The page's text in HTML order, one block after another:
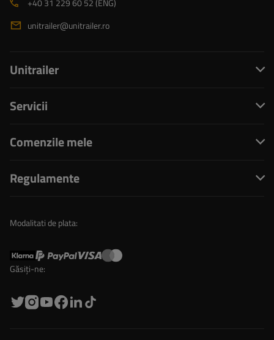
+40 31 229 60 52 (ENG)
unitrailer@unitrailer.ro
Unitrailer
Servicii
Comenzile mele
Regulamente
Modalitati de plata:
Găsiți-ne: